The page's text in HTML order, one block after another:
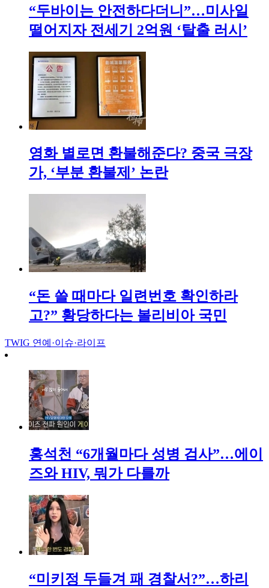
“두바이는 안전하다더니”…미사일
떨어지자 전세기 2억원 ‘탈출 러시’
영화 별로면 환불해준다? 중국 극장
가, ‘부분 환불제’ 논란
“돈 쓸 때마다 일련번호 확인하라
고?” 황당하다는 볼리비아 국민
TWIG 연예·이슈·라이프
홍석천 “6개월마다 성병 검사”…에이
즈와 HIV, 뭐가 다를까
“미키정 두들겨 패 경찰서?”…하리